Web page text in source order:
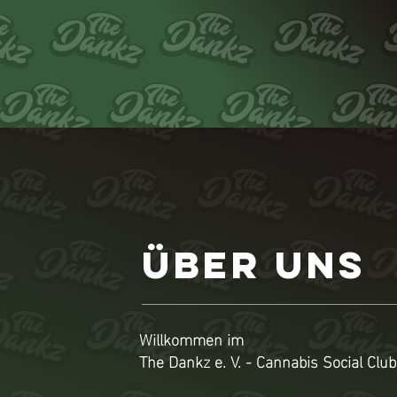
ÜBER UNS
Willkommen im
The Dankz e. V. - Cannabis Social